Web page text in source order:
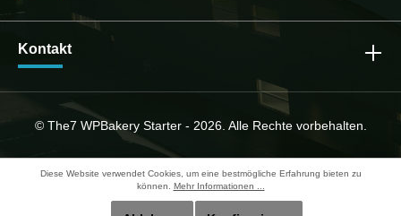
Kontakt
© The7 WPBakery Starter - 2026. Alle Rechte vorbehalten.
Diese Website verwendet Cookies, um eine bestmögliche Erfahrung bieten zu
können. Mehr Informationen ...